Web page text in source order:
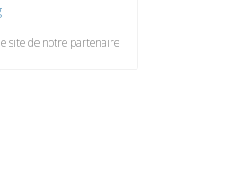
site de notre partenaire